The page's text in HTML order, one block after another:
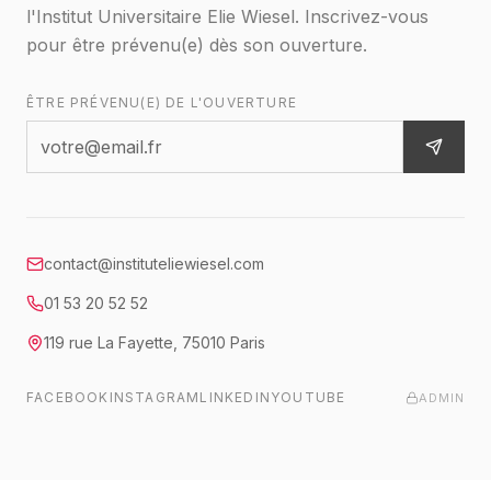
l'Institut Universitaire Elie Wiesel. Inscrivez-vous
pour être prévenu(e) dès son ouverture.
ÊTRE PRÉVENU(E) DE L'OUVERTURE
contact@instituteliewiesel.com
01 53 20 52 52
119 rue La Fayette 75010 Paris
FACEBOOK INSTAGRAM LINKEDIN YOUTUBE ADMIN